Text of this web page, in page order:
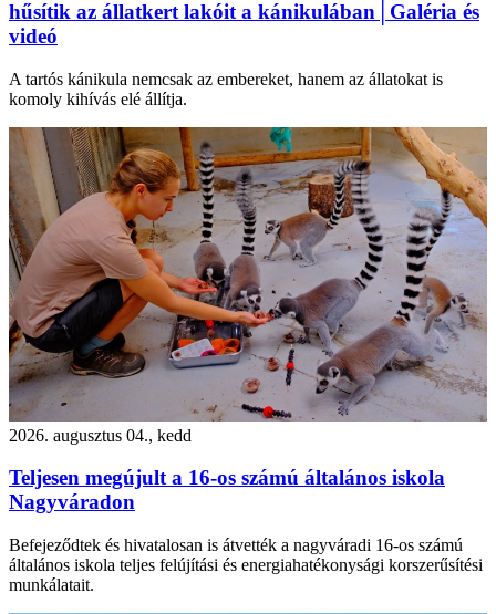
hűsítik az állatkert lakóit a kánikulában│Galéria és
videó
A tartós kánikula nemcsak az embereket, hanem az állatokat is
komoly kihívás elé állítja.
2026. augusztus 04., kedd
Teljesen megújult a 16-os számú általános iskola
Nagyváradon
Befejeződtek és hivatalosan is átvették a nagyváradi 16-os számú
általános iskola teljes felújítási és energiahatékonysági korszerűsítési
munkálatait.